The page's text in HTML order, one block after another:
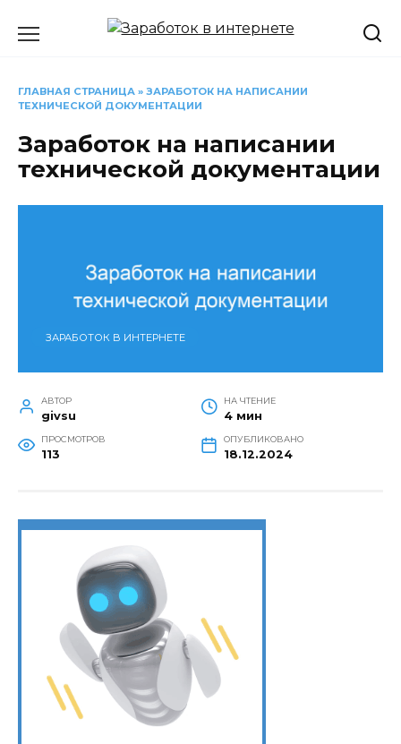
ГЛАВНАЯ СТРАНИЦА » ЗАРАБОТОК НА НАПИСАНИИ
ТЕХНИЧЕСКОЙ ДОКУМЕНТАЦИИ
Заработок на написании
технической документации
ЗАРАБОТОК В ИНТЕРНЕТЕ
АВТОР
givsu
НА ЧТЕНИЕ
4 мин
ПРОСМОТРОВ
113
ОПУБЛИКОВАНО
18.12.2024